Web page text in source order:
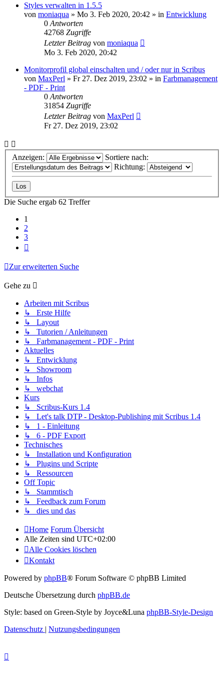
Styles verwalten in 1.5.5
von moniaqua » Mo 3. Feb 2020, 20:42 » in Entwicklung
0 Antworten
42768 Zugriffe
Letzter Beitrag von moniaqua
Mo 3. Feb 2020, 20:42
Monitorprofil global einschalten und / oder nur in Scribus
von MaxPerl » Fr 27. Dez 2019, 23:02 » in Farbmanagement
- PDF - Print
0 Antworten
31854 Zugriffe
Letzter Beitrag von MaxPerl
Fr 27. Dez 2019, 23:02
Anzeigen:
Sortiere nach:
Richtung:
Die Suche ergab 62 Treffer
1
2
3
Zur erweiterten Suche
Gehe zu
Arbeiten mit Scribus
↳ Erste Hilfe
↳ Layout
↳ Tutorien / Anleitungen
↳ Farbmanagement - PDF - Print
Aktuelles
↳ Entwicklung
↳ Showroom
↳ Infos
↳ webchat
Kurs
↳ Scribus-Kurs 1.4
↳ Let's talk DTP - Desktop-Publishing mit Scribus 1.4
↳ 1 - Einleitung
↳ 6 - PDF Export
Technisches
↳ Installation und Konfiguration
↳ Plugins und Scripte
↳ Ressourcen
Off Topic
↳ Stammtisch
↳ Feedback zum Forum
↳ dies und das
Home Forum Übersicht
Alle Zeiten sind UTC+02:00
Alle Cookies löschen
Kontakt
Powered by phpBB® Forum Software © phpBB Limited
Deutsche Übersetzung durch phpBB.de
Style: based on Green-Style by Joyce&Luna phpBB-Style-Design
Datenschutz | Nutzungsbedingungen